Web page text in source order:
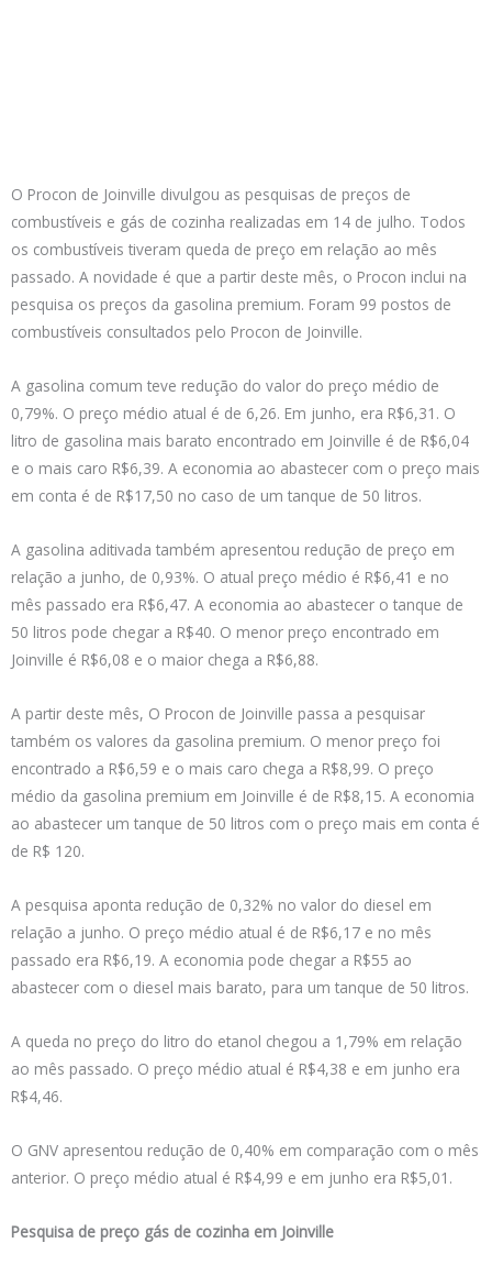
O Procon de Joinville divulgou as pesquisas de preços de
combustíveis e gás de cozinha realizadas em 14 de julho. Todos
os combustíveis tiveram queda de preço em relação ao mês
passado. A novidade é que a partir deste mês, o Procon inclui na
pesquisa os preços da gasolina premium. Foram 99 postos de
combustíveis consultados pelo Procon de Joinville.
A gasolina comum teve redução do valor do preço médio de
0,79%. O preço médio atual é de 6,26. Em junho, era R$6,31. O
litro de gasolina mais barato encontrado em Joinville é de R$6,04
e o mais caro R$6,39. A economia ao abastecer com o preço mais
em conta é de R$17,50 no caso de um tanque de 50 litros.
A gasolina aditivada também apresentou redução de preço em
relação a junho, de 0,93%. O atual preço médio é R$6,41 e no
mês passado era R$6,47. A economia ao abastecer o tanque de
50 litros pode chegar a R$40. O menor preço encontrado em
Joinville é R$6,08 e o maior chega a R$6,88.
A partir deste mês, O Procon de Joinville passa a pesquisar
também os valores da gasolina premium. O menor preço foi
encontrado a R$6,59 e o mais caro chega a R$8,99. O preço
médio da gasolina premium em Joinville é de R$8,15. A economia
ao abastecer um tanque de 50 litros com o preço mais em conta é
de R$ 120.
A pesquisa aponta redução de 0,32% no valor do diesel em
relação a junho. O preço médio atual é de R$6,17 e no mês
passado era R$6,19. A economia pode chegar a R$55 ao
abastecer com o diesel mais barato, para um tanque de 50 litros.
A queda no preço do litro do etanol chegou a 1,79% em relação
ao mês passado. O preço médio atual é R$4,38 e em junho era
R$4,46.
O GNV apresentou redução de 0,40% em comparação com o mês
anterior. O preço médio atual é R$4,99 e em junho era R$5,01.
Pesquisa de preço gás de cozinha em Joinville